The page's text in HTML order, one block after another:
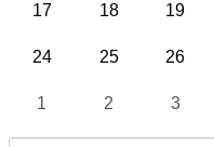
17 18 19
24 25 26
1 2 3